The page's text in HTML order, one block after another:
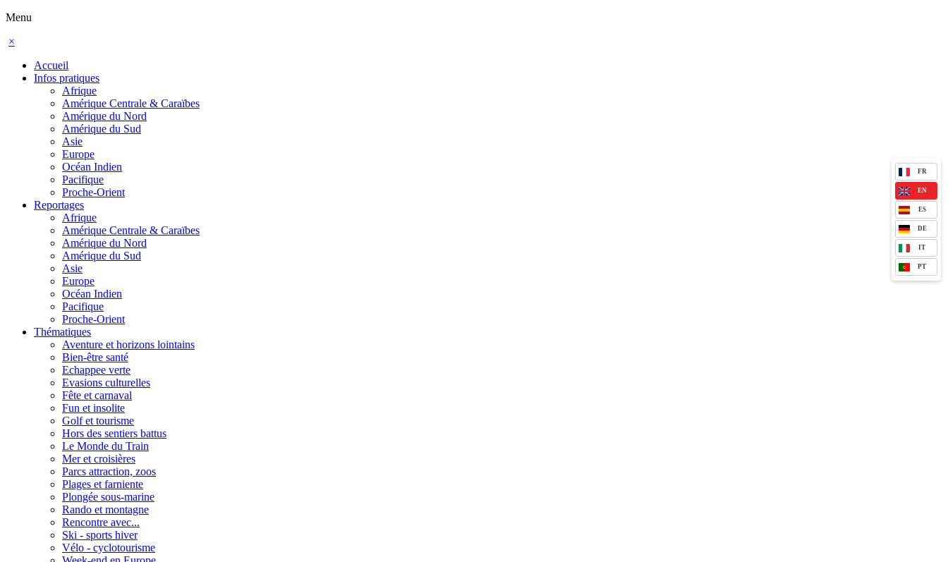
Menu
×
Accueil
Infos pratiques
Afrique
Amérique Centrale & Caraïbes
Amérique du Nord
Amérique du Sud
Asie
Europe
Océan Indien
Pacifique
Proche-Orient
Reportages
Afrique
Amérique Centrale & Caraïbes
Amérique du Nord
Amérique du Sud
Asie
Europe
Océan Indien
Pacifique
Proche-Orient
Thématiques
Aventure et horizons lointains
Bien-être santé
Echappee verte
Evasions culturelles
Fête et carnaval
Fun et insolite
Golf et tourisme
Hors des sentiers battus
Le Monde du Train
Mer et croisières
Parcs attraction, zoos
Plages et farniente
Plongée sous-marine
Rando et montagne
Rencontre avec...
Ski - sports hiver
Vélo - cyclotourisme
FR
EN
ES
DE
IT
PT